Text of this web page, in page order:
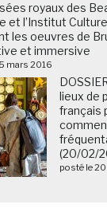
royaux des
et l’Institut
les oeuvres de
et immersive
mars 2016
lieux de
français
(20/02/
posté le